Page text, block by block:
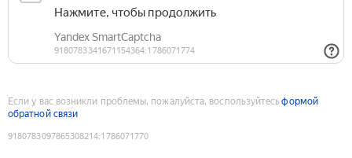
Если у вас возникли проблемы, пожалуйста, воспользуйтесьформой
обратной связи
9180783097865308214:1786071770